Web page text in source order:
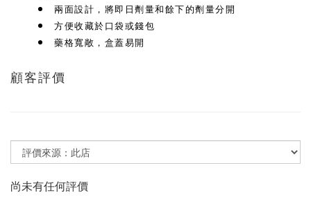
兩面設計，將即日劑量和餘下的劑量分開
方便收藏於口袋或錢包
藥格寬敞，盒蓋易開
顧客評價
尚未有任何評價